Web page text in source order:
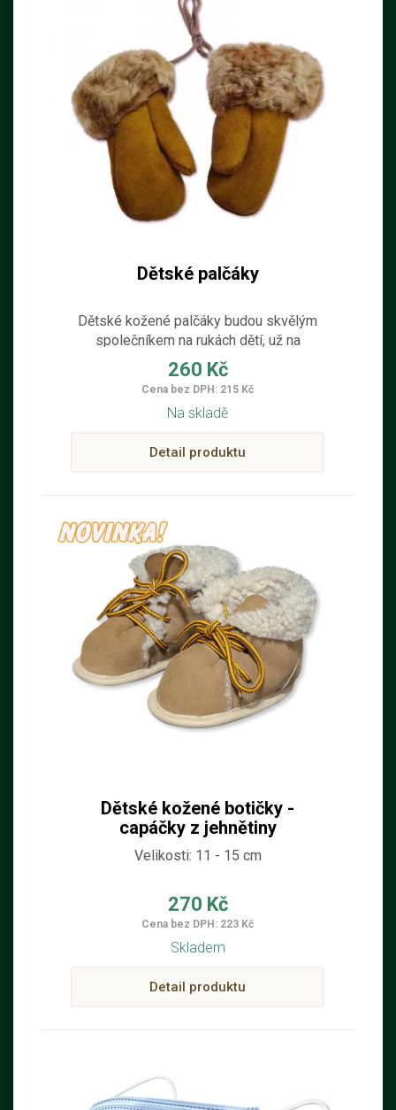
Dětské palčáky
Dětské kožené palčáky budou skvělým
společníkem na rukách dětí, už na
podzim, když se ochladí. Palčáky jsou
spojeny šňůrou proti ztracení.
260 Kč
Cena bez DPH: 215 Kč
Na skladě
Detail produktu
Dětské kožené botičky -
capáčky z jehnětiny
Velikosti: 11 - 15 cm
270 Kč
Cena bez DPH: 223 Kč
Skladem
Detail produktu